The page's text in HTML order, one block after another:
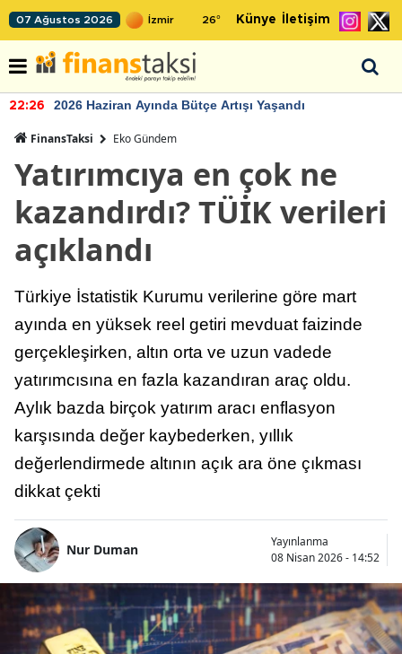
07 Ağustos 2026 26° Künye İletişim
22:26 2026 Haziran Ayında Bütçe Artışı Yaşandı
FinansTaksi Eko Gündem
Yatırımcıya en çok ne
kazandırdı? TÜİK verileri
açıklandı
Türkiye İstatistik Kurumu verilerine göre mart
ayında en yüksek reel getiri mevduat faizinde
gerçekleşirken, altın orta ve uzun vadede
yatırımcısına en fazla kazandıran araç oldu.
Aylık bazda birçok yatırım aracı enflasyon
karşısında değer kaybederken, yıllık
değerlendirmede altının açık ara öne çıkması
dikkat çekti
Nur Duman
Yayınlanma
08 Nisan 2026 - 14:52